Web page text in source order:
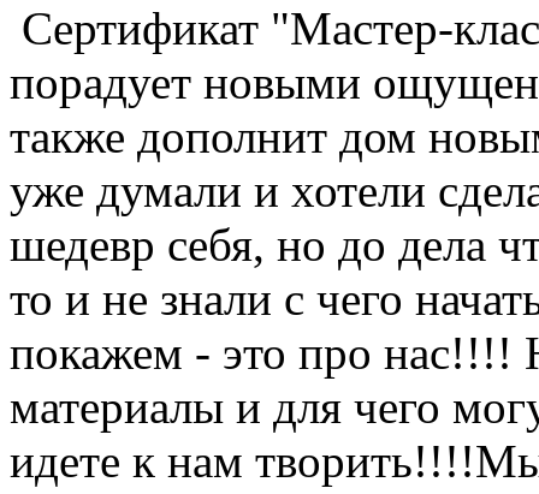
Сертификат "Мастер-
порадует новыми
также дополнит дом
уже думали и хотели
шедевр себя, но до дела
то и не знали с чего
покажем - это про нас!!!!
материалы и для чего
идете к нам